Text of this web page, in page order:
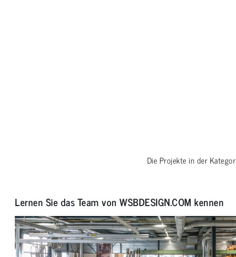
Die Projekte in der
Lernen Sie das Team von WSBDESIGN.COM kennen